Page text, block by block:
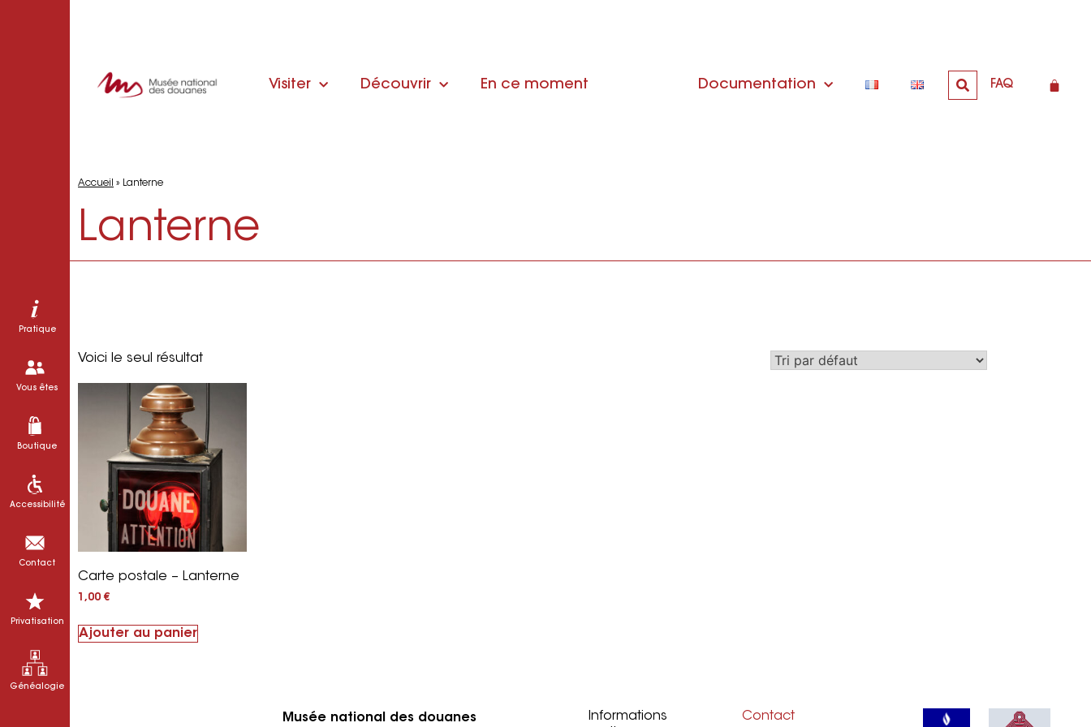
Pratique
Vous êtes
Boutique
Accessibilité
Contact
Privatisation
Généalogie
Visiter Découvrir En ce moment Documentation FAQ
Accueil » Lanterne
Lanterne
Voici le seul résultat
Carte postale – Lanterne
1,00€
Ajouter au panier
Musée national des douanes
Informations
Contact